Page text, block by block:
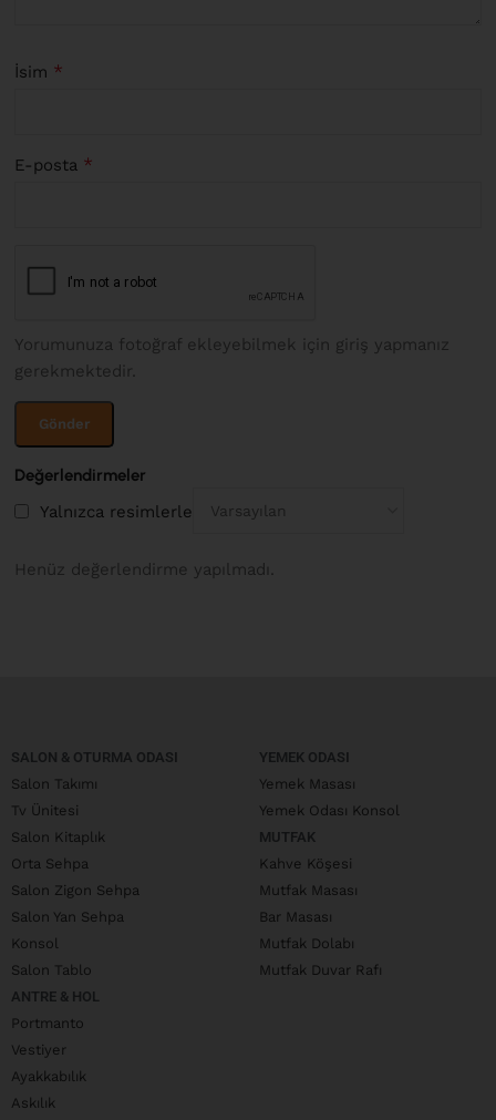
Değerlendirmeler
Yalnızca resimlerle
Henüz değerlendirme yapılmadı.
İsim *
E-posta *
Yorumunuza fotoğraf ekleyebilmek için giriş yapmanız
gerekmektedir.
SALON & OTURMA ODASI
Salon Takımı
Tv Ünitesi
Salon Kitaplık
Orta Sehpa
Salon Zigon Sehpa
Salon Yan Sehpa
Konsol
Salon Tablo
ANTRE & HOL
Portmanto
Vestiyer
Ayakkabılık
Askılık
YEMEK ODASI
Yemek Masası
Yemek Odası Konsol
MUTFAK
Kahve Köşesi
Mutfak Masası
Bar Masası
Mutfak Dolabı
Mutfak Duvar Rafı